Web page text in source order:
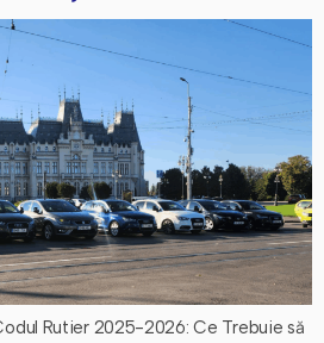
Rutier 2025-2026: Ce Trebuie să